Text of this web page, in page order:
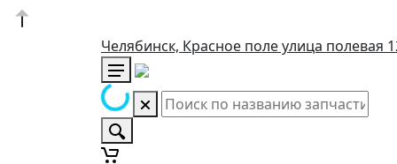
Челябинск, Красное поле улица полевая